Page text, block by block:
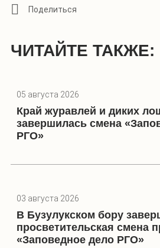
ЧИТАЙТЕ ТАКЖЕ:
05 августа 2026
Край журавлей и диких
завершилась смена
РГО»
03 августа 2026
В Бузулукском бору
просветительская смена
«Заповедное дело РГО»